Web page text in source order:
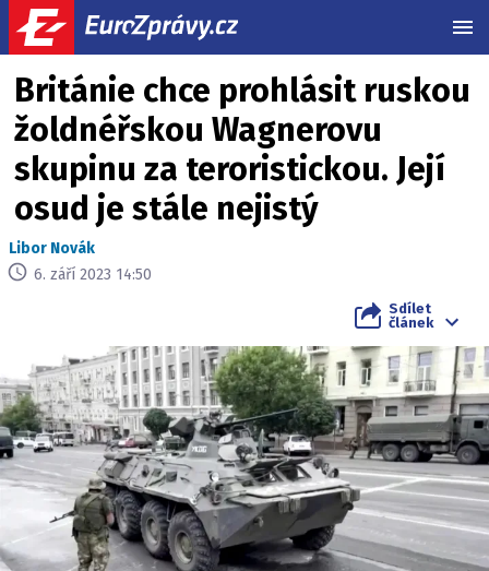
Británie chce prohlásit ruskou
žoldnéřskou Wagnerovu
skupinu za teroristickou. Její
osud je stále nejistý
Libor Novák
6. září 2023 14:50
Sdílet
článek